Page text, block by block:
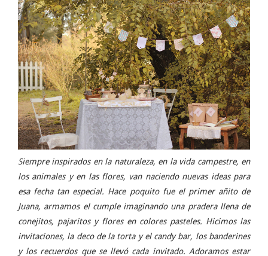
Siempre inspirados en la naturaleza, en la vida campestre, en
los animales y​ en​ las flores, van naciendo nuevas ideas para
esa fecha tan especial. Hace poquito fue el primer añito de
Juana, armamos el cumple imaginando una pradera llena de
conejitos, pajaritos y flores en colores ​pasteles. Hicimos las
invitaciones, la deco de la torta y el candy bar, los banderines
y los recuerdos que se llevó cada invitado. Adoramos estar